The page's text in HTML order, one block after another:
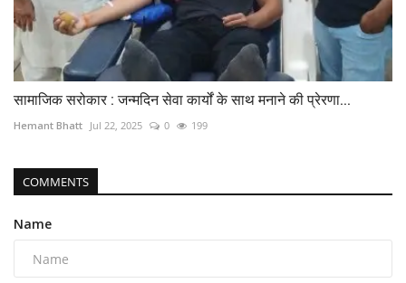
सामाजिक सरोकार : जन्मदिन सेवा कार्यों के साथ मनाने की प्रेरणा...
Hemant Bhatt Jul 22, 2025 0 199
COMMENTS
Name